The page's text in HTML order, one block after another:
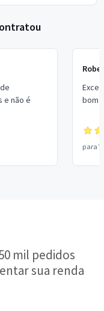
e não é
bom
para
mil pedidos
sua renda